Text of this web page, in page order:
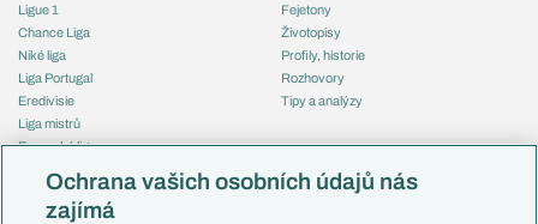
Ligue 1
Chance Liga
Niké liga
Liga Portugal
Eredivisie
Liga mistrů
Evropská liga
Mistrovství světa
Liga národů
Fejetony
Životopisy
Profily, historie
Rozhovory
Tipy a analýzy
Česko
Ochrana vašich osobních údajů nás
zajímá